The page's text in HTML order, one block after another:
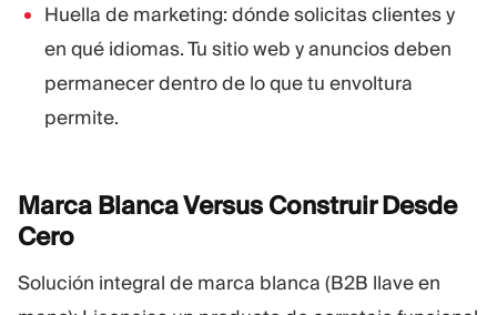
Huella de marketing: dónde solicitas clientes y
en qué idiomas. Tu sitio web y anuncios deben
permanecer dentro de lo que tu envoltura
permite.
Marca Blanca Versus Construir Desde
Cero
Solución integral de marca blanca (B2B llave en